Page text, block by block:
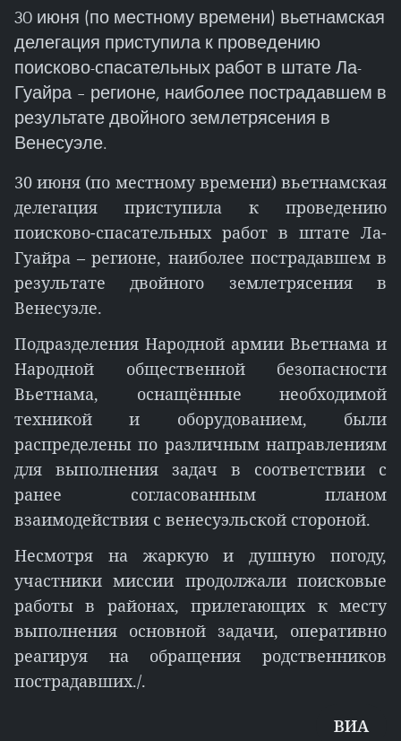
30 июня (по местному времени) вьетнамская
делегация приступила к проведению
поисково-спасательных работ в штате Ла-
Гуайра – регионе, наиболее пострадавшем в
результате двойного землетрясения в
Венесуэле.
30 июня (по местному времени) вьетнамская
делегация приступила к проведению
поисково-спасательных работ в штате Ла-
Гуайра – регионе, наиболее пострадавшем в
результате двойного землетрясения в
Венесуэле.
Подразделения Народной армии Вьетнама и
Народной общественной безопасности
Вьетнама, оснащённые необходимой
техникой и оборудованием, были
распределены по различным направлениям
для выполнения задач в соответствии с
ранее согласованным планом
взаимодействия с венесуэльской стороной.
Несмотря на жаркую и душную погоду,
участники миссии продолжали поисковые
работы в районах, прилегающих к месту
выполнения основной задачи, оперативно
реагируя на обращения родственников
пострадавших./.
ВИА